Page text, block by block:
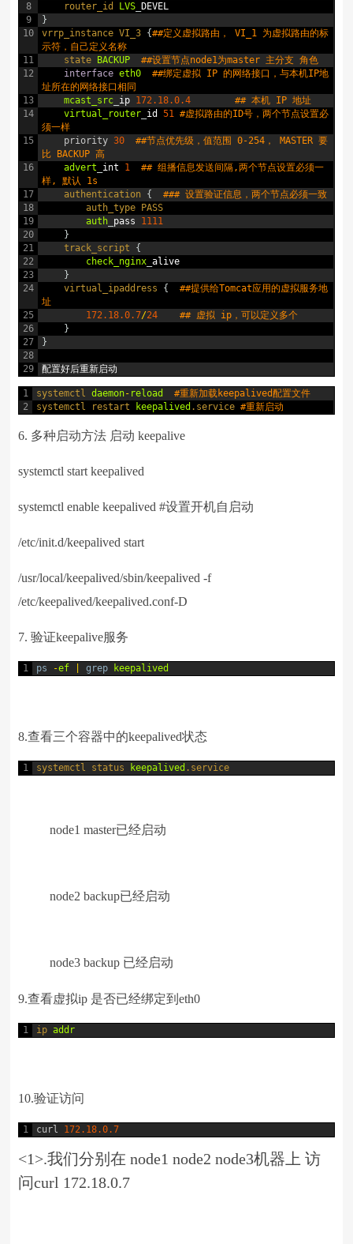
8
9
10
11
12
13
14
15
16
17
18
19
20
21
22
23
24
25
26
27
28
29
router_id
LVS
DEVEL
}
vrrp_instance VI_3 {##定义虚拟路由， VI_1 为虚拟路由的标
示符，自己定义名称
state
BACKUP
##设置节点node1为master 主分支 角色
interface eth0
##绑定虚拟 IP 的网络接口，与本机IP地
址所在的网络接口相同
mcast_src ip 172.18.0.4
## 本机 IP 地址
virtual_router id 51 #虚拟路由的ID号，两个节点设置必
须一样
priority 30
##节点优先级，值范围 0-254， MASTER 要
比 BACKUP 高
advert
int 1
## 组播信息发送间隔,两个节点设置必须一
样, 默认 1s
authentication {
### 设置验证信息，两个节点必须一致
auth_type
PASS
auth pass
1111
}
track_script
{
check_nginx _alive
}
virtual_ipaddress
{
##提供给Tomcat应用的虚拟服务地
址
172.18.0.7/24
## 虚拟 ip，可以定义多个
}
}
配置好后重新启动
1
2
systemctl daemon- reload
#重新加载keepalived配置文件
systemctl
restart keepalived .service #重新启动
6. 多种启动方法 启动 keepalive
systemctl start keepalived
systemctl enable keepalived #设置开机自启动
/etc/init.d/keepalived start
/usr/local/keepalived/sbin/keepalived -f
/etc/keepalived/keepalived.conf-D
7. 验证keepalive服务
1 ps -ef grep keepalived
8.查看三个容器中的keepalived状态
1 systemctl status keepalived .service
node1 master已经启动
node2 backup已经启动
node3 backup 已经启动
9.查看虚拟ip 是否已经绑定到eth0
1 ip addr
10.验证访问
1 curl 172.18.0.7
<1>.我们分别在 node1 node2 node3机器上 访
问curl 172.18.0.7